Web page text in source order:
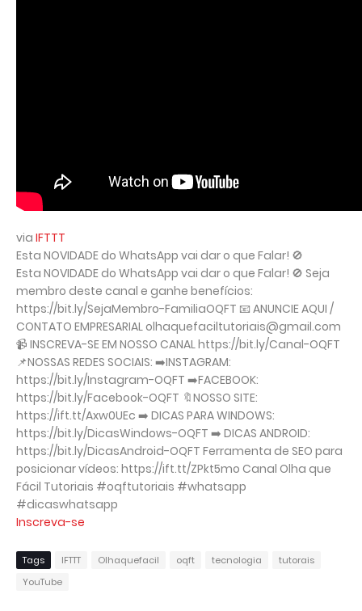
via IFTTT
Esta NOVIDADE do WhatsApp vai dar o que Falar! 🚫
Esta NOVIDADE do WhatsApp vai dar o que Falar! 🚫 Seja
membro deste canal e ganhe benefícios:
https://bit.ly/SejaMembro-FamiliaOQFT 📧 ANUNCIE AQUI /
CONTATO EMPRESARIAL olhaquefaciltutoriais@gmail.com
📹 INSCREVA-SE EM NOSSO CANAL https://bit.ly/Canal-OQFT
📌NOSSAS REDES SOCIAIS: ➡️INSTAGRAM:
https://bit.ly/Instagram-OQFT ➡️FACEBOOK:
https://bit.ly/Facebook-OQFT 🔖NOSSO SITE:
https://ift.tt/Axw0UEc ➡️ DICAS PARA WINDOWS:
https://bit.ly/DicasWindows-OQFT ➡️ DICAS ANDROID:
https://bit.ly/DicasAndroid-OQFT Ferramenta de SEO para
posicionar vídeos: https://ift.tt/ZPkt5mo Canal Olha que
Fácil Tutoriais #oqftutoriais #whatsapp
#dicaswhatsapp
Inscreva-se
Tags IFTTT Olhaquefacil oqft tecnologia
tutorais
YouTube